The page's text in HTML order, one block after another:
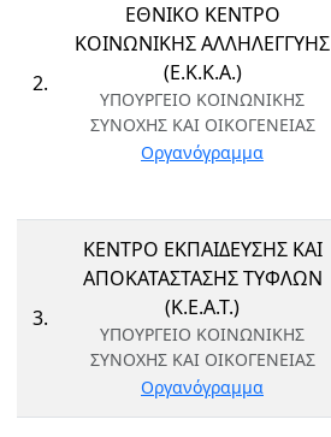
2.
ΕΘΝΙΚΟ ΚΕΝΤΡΟ
ΚΟΙΝΩΝΙΚΗΣ ΑΛΛΗΛΕΓΓΥΗΣ
(Ε.Κ.Κ.Α.)
ΥΠΟΥΡΓΕΙΟ ΚΟΙΝΩΝΙΚΗΣ
ΣΥΝΟΧΗΣ ΚΑΙ ΟΙΚΟΓΕΝΕΙΑΣ
Οργανόγραμμα
3.
ΚΕΝΤΡΟ ΕΚΠΑΙΔΕΥΣΗΣ ΚΑΙ
ΑΠΟΚΑΤΑΣΤΑΣΗΣ ΤΥΦΛΩΝ
(Κ.Ε.Α.Τ.)
ΥΠΟΥΡΓΕΙΟ ΚΟΙΝΩΝΙΚΗΣ
ΣΥΝΟΧΗΣ ΚΑΙ ΟΙΚΟΓΕΝΕΙΑΣ
Οργανόγραμμα